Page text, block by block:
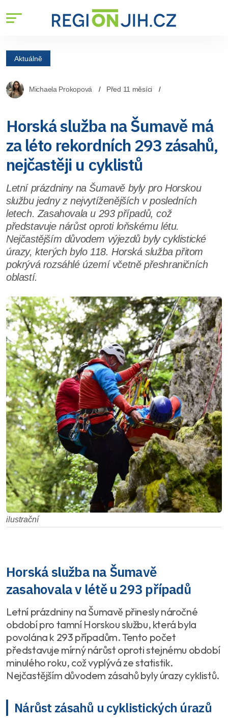
Aktuálně
Michaela Prokopová Před 11 měsíci
Horská služba na Šumavě má
za léto rekordních 293 zásahů,
nejčastěji u cyklistů
Letní prázdniny na Šumavě byly pro Horskou
službu jedny z nejvytíženějších v posledních
letech. Zasahovala u 293 případů, což
představuje nárůst oproti loňskému létu.
Nejčastějším důvodem výjezdů byly cyklistické
úrazy, kterých bylo 118. Horská služba přitom
pokrývá rozsáhlé území včetně přeshraničních
oblastí.
ilustrační
Horská služba na Šumavě
zasahovala v létě u 293 případů
Letní prázdniny na Šumavě přinesly náročné
období pro tamní Horskou službu, která byla
povolána k 293 případům. Tento počet
představuje mírný nárůst oproti stejnému období
minulého roku, což vyplývá ze statistik.
Nejčastějším důvodem zásahů byly úrazy cyklistů.
Nárůst zásahů u cyklistických úrazů